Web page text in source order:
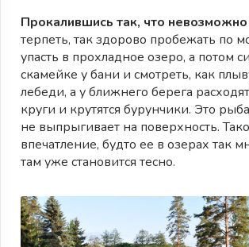
Прокалившись так, что невозможно
терпеть, так здорово пробежать по
упасть в прохладное озеро, а потом
скамейке у бани и смотреть, как
лебеди, а у ближнего берега
круги и крутятся бурунчики. Это
не выпрыгивает на поверхность.
впечатление, будто ее в озерах так
там уже становится тесно.